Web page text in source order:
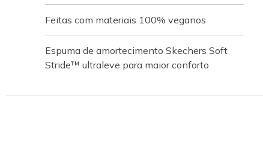
Feitas com materiais 100% veganos
Espuma de amortecimento Skechers Soft
Stride™ ultraleve para maior conforto